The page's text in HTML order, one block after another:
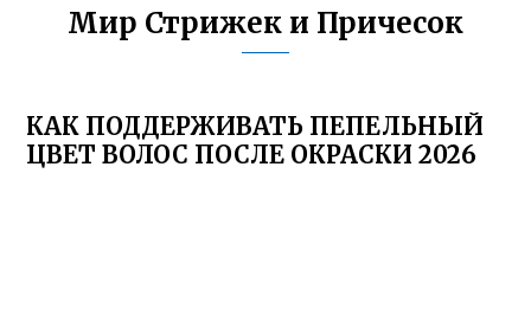
Мир Стрижек и Причесок
КАК ПОДДЕРЖИВАТЬ ПЕПЕЛЬНЫЙ
ЦВЕТ ВОЛОС ПОСЛЕ ОКРАСКИ 2026